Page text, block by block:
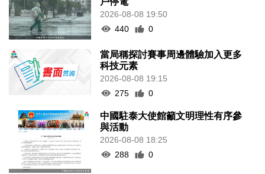
2026-08-08 19:50
440
0
當局稱探討賽事周邊體驗加入更多
科技元素
2026-08-08 19:15
275
0
中國駐泰大使館籲文明理性有序參
與活動
2026-08-08 18:25
288
0